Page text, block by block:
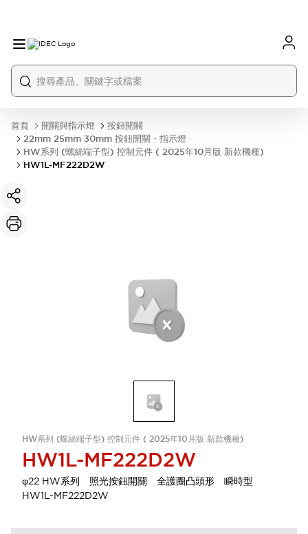
首頁 開關與指示燈
按鈕開關
22mm 25mm 30mm 按鈕開關・指示燈
HW系列 (螺絲端子型) 控制元件 ( 2025年10月版 新款機種)
HW1L-MF222D2W
HW系列 (螺絲端子型) 控制元件 ( 2025年10月版 新款機種)
HW1L-MF222D2W
φ22 HW系列 照光按鈕開關 全護圈凸頭形 瞬時型
HW1L-MF222D2W